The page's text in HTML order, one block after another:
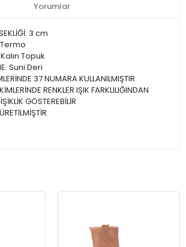
Yorumlar
3 cm
Termo
Topuk
Suni Deri
37 NUMARA KULLANILMIŞTIR
RENKLER IŞIK FARKLILIĞINDAN
GÖSTEREBİLİR